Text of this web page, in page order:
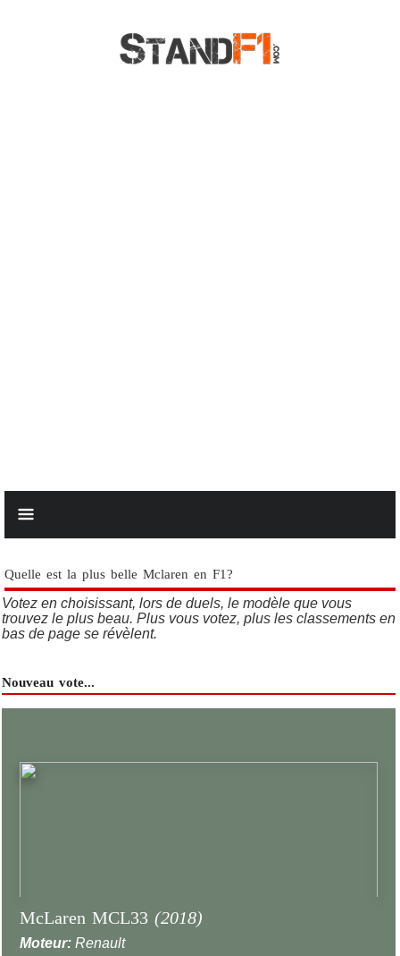
Quelle est la plus belle Mclaren en F1?
Votez en choisissant, lors de duels, le modèle que vous
trouvez le plus beau. Plus vous votez, plus les classements en
bas de page se révèlent.
Nouveau vote...
McLaren MCL33 (2018)
Moteur: Renault